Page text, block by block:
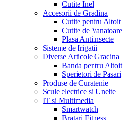
Cutite Inel
Accesorii de Gradina
Cutite pentru Altoit
Cutite de Vanatoare
Plasa Antiinsecte
Sisteme de Irigatii
Diverse Articole Gradina
Banda pentru Altoit
Sperietori de Pasari
Produse de Curatenie
Scule electrice si Unelte
IT si Multimedia
Smartwatch
Bratari Fitness